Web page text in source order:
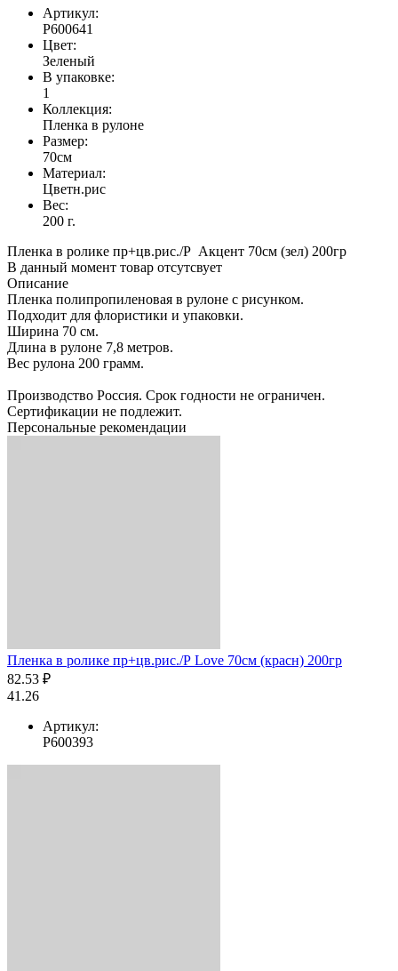
Артикул:
Р600641
Цвет:
Зеленый
В упаковке:
1
Коллекция:
Пленка в рулоне
Размер:
70см
Материал:
Цветн.рис
Вес:
200 г.
Пленка в ролике пр+цв.рис./Р Акцент 70см (зел) 200гр
В данный момент товар отсутсвует
Описание
Пленка полипропиленовая в рулоне с рисунком.
Подходит для флористики и упаковки.
Ширина 70 см.
Длина в рулоне 7,8 метров.
Вес рулона 200 грамм.
Производство Россия. Срок годности не ограничен.
Сертификации не подлежит.
Персональные рекомендации
Пленка в ролике пр+цв.рис./Р Love 70см (красн) 200гр
82.53 ₽
41.26
Артикул:
Р600393